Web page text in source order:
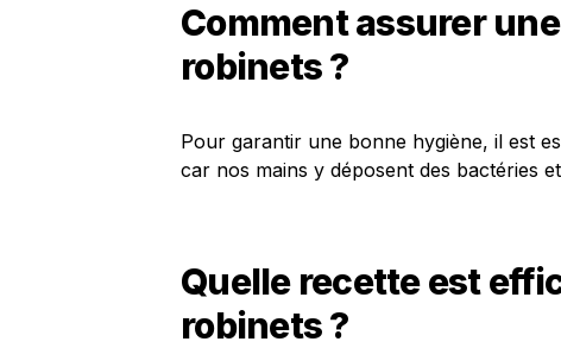
Comment assurer
robinets ?
Pour garantir une bonne hygiène, il est
car nos mains y déposent des bactéries
Quelle recette est
robinets ?